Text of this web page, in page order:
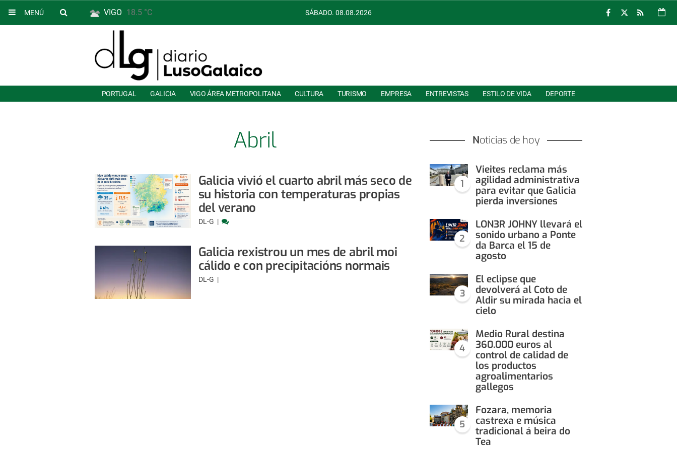
MENÚ VIGO 18.5 °C SÁBADO. 08.08.2026
PORTUGAL GALICIA VIGO ÁREA METROPOLITANA CULTURA TURISMO EMPRESA ENTREVISTAS ESTILO DE VIDA DEPORTE
Abril
Galicia vivió el cuarto abril más seco de
su historia con temperaturas propias
del verano
DL-G
Galicia rexistrou un mes de abril moi
cálido e con precipitacións normais
DL-G
Noticias de hoy
1
Vieites reclama más
agilidad administrativa
para evitar que Galicia
pierda inversiones
2
LON3R JOHNY llevará el
sonido urbano a Ponte
da Barca el 15 de
agosto
3
El eclipse que
devolverá al Coto de
Aldir su mirada hacia el
cielo
4
Medio Rural destina
360.000 euros al
control de calidad de
los productos
agroalimentarios
gallegos
5
Fozara, memoria
castrexa e música
tradicional á beira do
Tea